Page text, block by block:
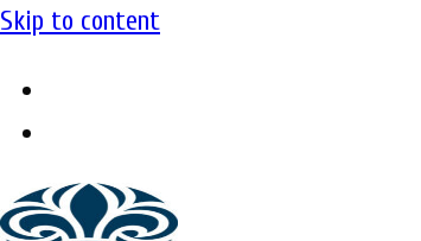
Skip to content